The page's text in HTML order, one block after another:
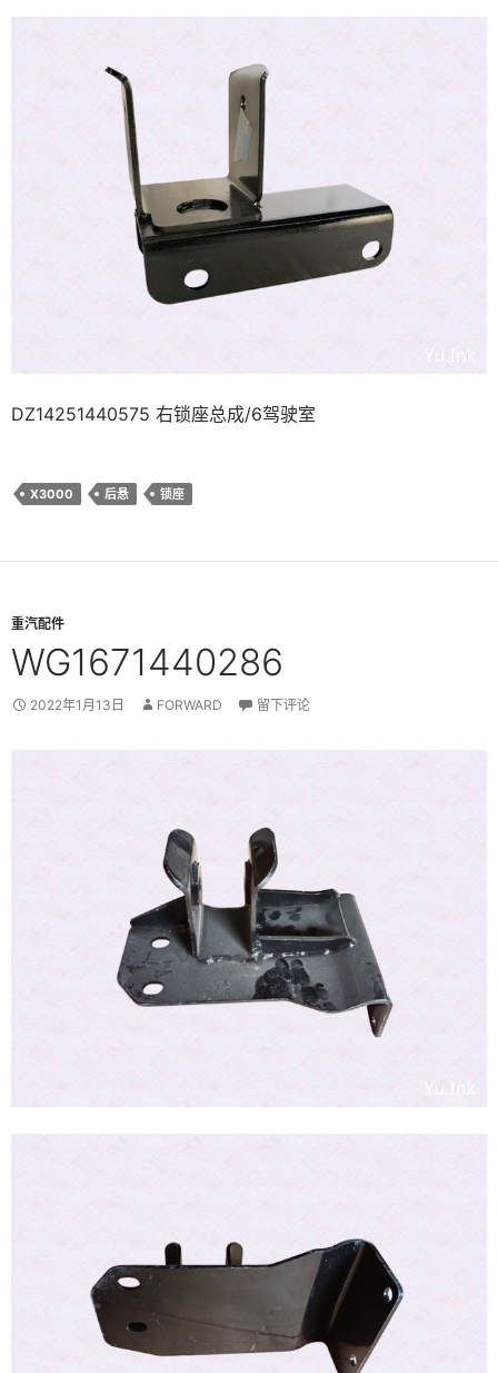
DZ14251440575 右锁座总成/6驾驶室
X3000 后悬 锁座
重汽配件
WG1671440286
2022年1月13日 FORWARD 留下评论